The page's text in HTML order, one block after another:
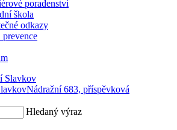
poradenství
škola
odkazy
Nádražní 683, příspěvková
Hledaný výraz